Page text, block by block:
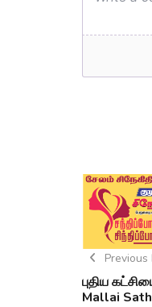
Previous
புதிய
Mallai